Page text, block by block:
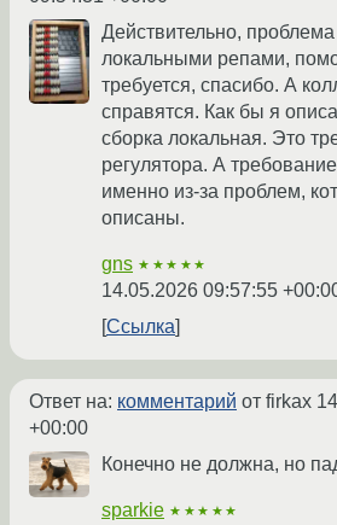
Действительно,
локальными репами,
требуется, спасибо. А
справятся. Как бы я
сборка локальная. Это
регулятора. А
именно из-за проблем,
описаны.
gns ★★★★★
14.05.2026 09:57:55
Ссылка
Ответ на: комментарий от firkax
+00:00
Конечно не должна, но
sparkie ★★★★★